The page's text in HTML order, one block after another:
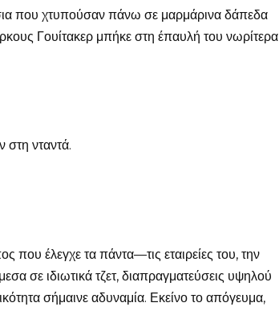
που χτυπούσαν πάνω σε μαρμάρινα δάπεδα
Γουίτακερ μπήκε στη έπαυλή του νωρίτερα
νταντά.
που έλεγχε τα πάντα—τις εταιρείες του, την
σε ιδιωτικά τζετ, διαπραγματεύσεις υψηλού
σήμαινε αδυναμία. Εκείνο το απόγευμα,